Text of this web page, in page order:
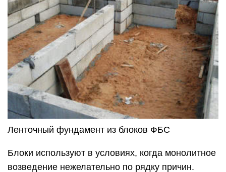
Ленточный фундамент из блоков ФБС
Блоки используют в условиях, когда монолитное
возведение нежелательно по рядку причин.